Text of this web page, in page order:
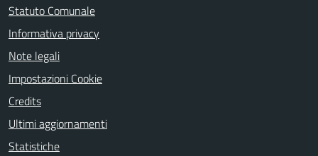
Statuto Comunale
Informativa privacy
Note legali
Impostazioni Cookie
Credits
Ultimi aggiornamenti
Statistiche